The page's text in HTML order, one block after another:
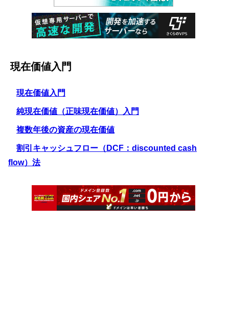
現在価値入門
現在価値入門
純現在価値（正味現在価値）入門
複数年後の資産の現在価値
割引キャッシュフロー（DCF：discounted cash
flow）法